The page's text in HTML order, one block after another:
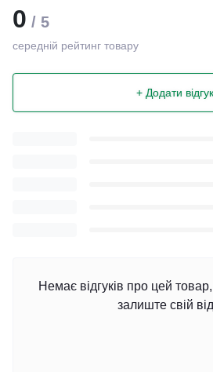
0 / 5
середній рейтинг товару
+ Додати відгук
Немає відгуків про цей
залиште свій